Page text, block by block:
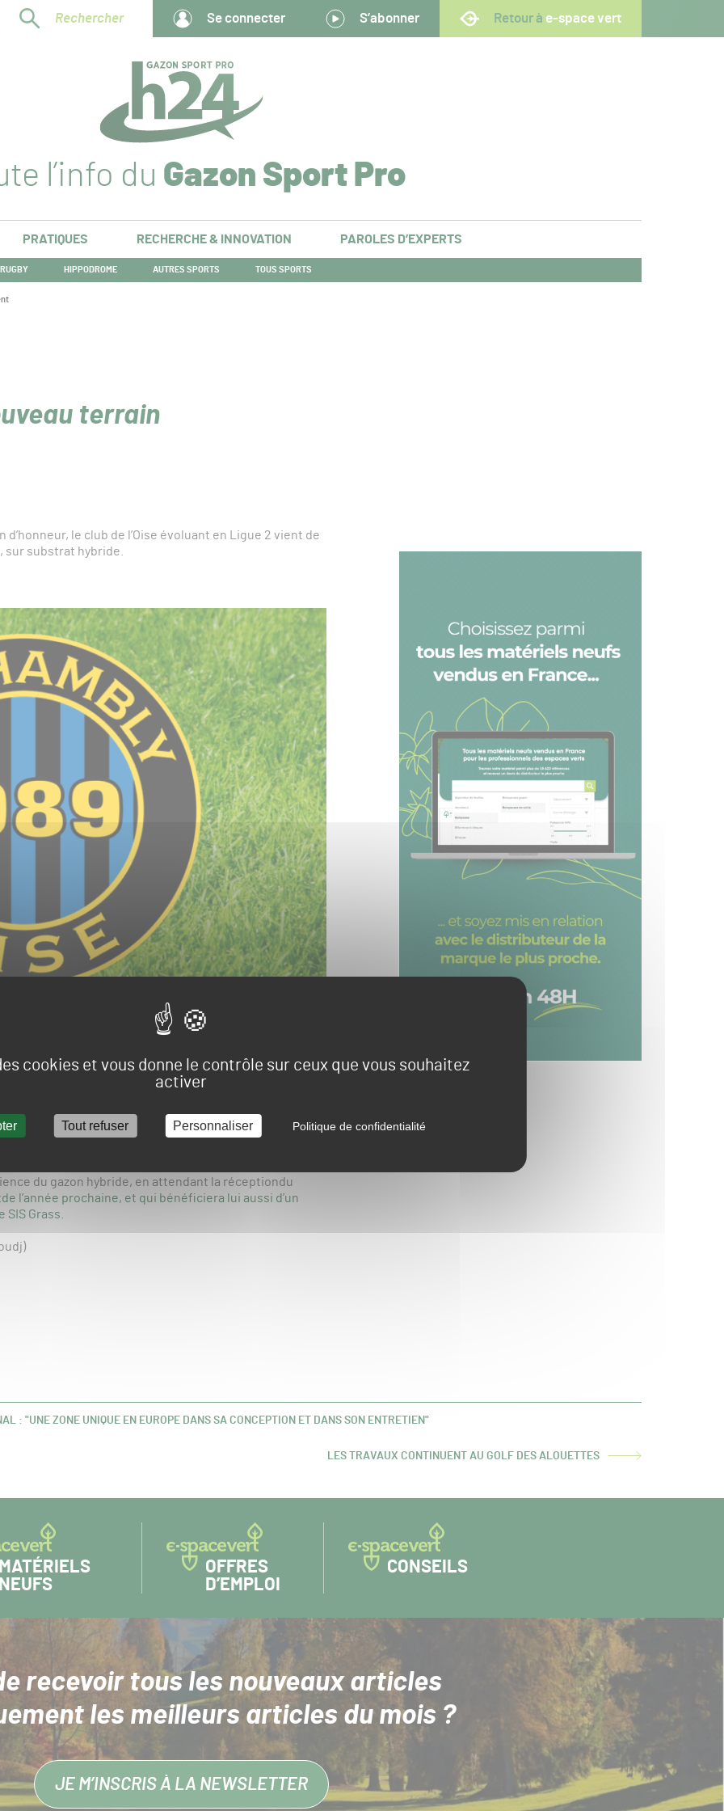
cookies et vous donne le contrôle sur ceux que vous souhaitez
activer
Tout refuser Personnaliser Politique de confidentialité
Rechercher Se connecter S’abonner Retour à e-space vert
l’info du Gazon Sport Pro
PRATIQUES RECHERCHE & INNOVATION PAROLES D’EXPERTS
RUGBY HIPPODROME AUTRES SPORTS TOUS SPORTS
terrain
le club de l’Oise évoluant en Ligue 2 vient de
sur substrat hybride.
FC Chambly, dont nous évoquions le début des travaux
de Sport International :
exclusif pour la France de la solution Hybridgrass de
sous la houlette de Loiseleur (qui fait partie du
du gazon hybride, en attendant la réceptiondu
l’année prochaine, et qui bénéficiera lui aussi d’un
Grass.
: "UNE ZONE UNIQUE EN EUROPE DANS SA CONCEPTION ET DANS SON ENTRETIEN"
ARTICLE
LES TRAVAUX CONTINUENT AU GOLF DES ALOUETTES
MATÉRIELS
NEUFS
OFFRES
D’EMPLOI
CONSEILS
recevoir tous les nouveaux articles
les meilleurs articles du mois ?
JE M’INSCRIS À LA NEWSLETTER